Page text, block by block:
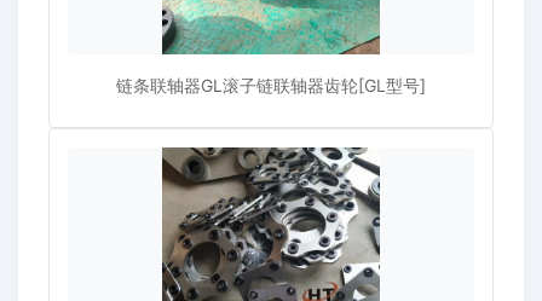
链条联轴器GL滚子链联轴器齿轮[GL型号]